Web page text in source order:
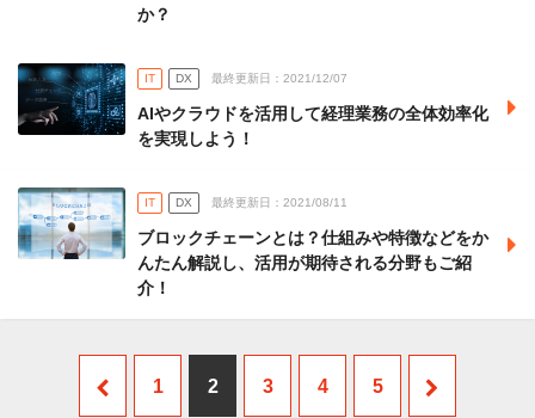
か？
IT DX 最終更新日：2021/12/07
AIやクラウドを活用して経理業務の全体効率化
を実現しよう！
IT DX 最終更新日：2021/08/11
ブロックチェーンとは？仕組みや特徴などをか
んたん解説し、活用が期待される分野もご紹
介！
1 2 3 4 5